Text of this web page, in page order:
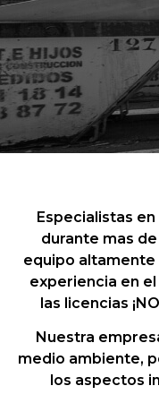
Especialistas
durante mas
equipo altamente
experiencia en
las licencias
Nuestra
medio ambiente,
los aspectos